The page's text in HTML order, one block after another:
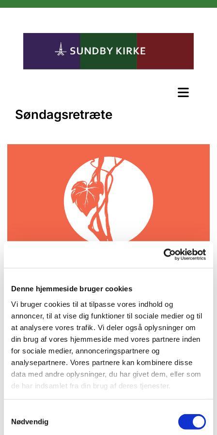
Denne hjemmeside bruger cookies
Vi bruger cookies til at tilpasse vores indhold og
annoncer, til at vise dig funktioner til sociale medier og til
at analysere vores trafik. Vi deler også oplysninger om
din brug af vores hjemmeside med vores partnere inden
for sociale medier, annonceringspartnere og
analysepartnere. Vores partnere kan kombinere disse
data med andre oplysninger, du har givet dem, eller som
de har indsamlet fra din brug af deres tjenester.
Nødvendig
Søndagsretræte
Søndag 16. august 2026, kl. 18:00 -
21:00
Kirken, Amagerbrogade 71, 2300
København S
gratis